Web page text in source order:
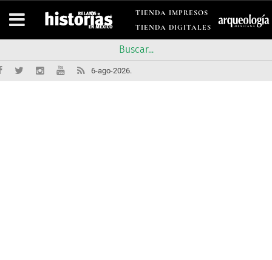
TIENDA IMPRESOS
TIENDA DIGITALES
6-ago-2026.